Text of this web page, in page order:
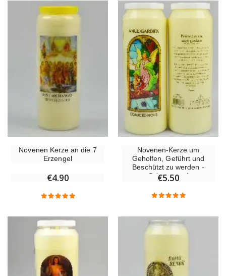
Novenen Kerze an die 7
Erzengel
€4.90
Novenen-Kerze um
Geholfen, Geführt und
Beschützt zu werden -
Schutzengel
€5.50